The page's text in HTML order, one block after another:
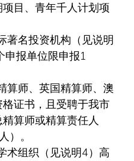
目、青年千人计划项
名投资机构（见说明
申报单位限申报1
师、英国精算师、澳
证书，且受聘于我市
算师或精算责任人
）。
组织（见说明4）高